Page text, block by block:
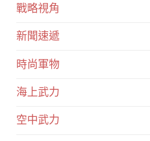
戰略視角
新聞速遞
時尚軍物
海上武力
空中武力